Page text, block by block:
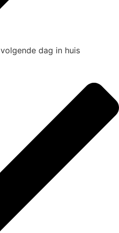
volgende dag in huis